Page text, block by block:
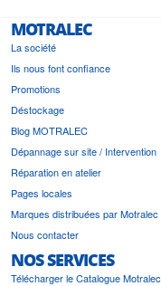
MOTRALEC
La société
Ils nous font confiance
Promotions
Déstockage
Blog MOTRALEC
Dépannage sur site / Intervention
Réparation en atelier
Pages locales
Marques distribuées par Motralec
Nous contacter
NOS SERVICES
Télécharger le Catalogue Motralec